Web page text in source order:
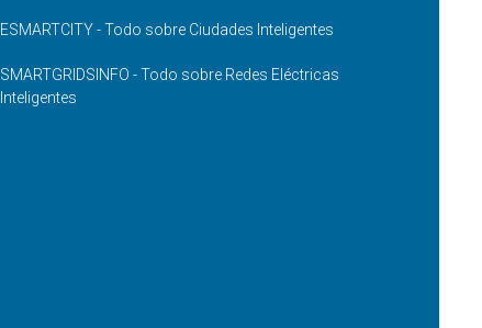
ESMARTCITY - Todo sobre Ciudades Inteligentes
SMARTGRIDSINFO - Todo sobre Redes Eléctricas
Inteligentes